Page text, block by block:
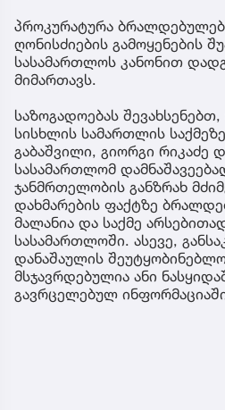
პროკურატურა
ღონისძიების გამოყენების
სასამართლოს კანონით
მიმართავს.
საზოგადოებას
სისხლის სამართლის
გაბაშვილი, გიორგი რიკაძე
სასამართლომ
ჯანმრთელობის განზრახ
დახმარების ფაქტზე
მალანია და საქმე
სასამართლოში. ასევე,
დანაშაულის
მსჯავრდებულია ანი
გავრცელებულ